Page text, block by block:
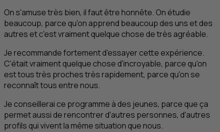
On s'amuse très bien, il faut être honnête. On étudie
beaucoup, parce qu'on apprend beaucoup des uns et des
autres et c'est vraiment quelque chose de très agréable.
Je recommande fortement d'essayer cette expérience.
C'était vraiment quelque chose d'incroyable, parce qu'on
est tous très proches très rapidement, parce qu'on se
reconnaît tous entre nous.
Je conseillerai ce programme à des jeunes, parce que ça
permet aussi de rencontrer d'autres personnes, d'autres
profils qui vivent la même situation que nous.